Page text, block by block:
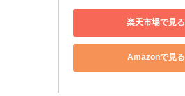
楽天市場で見る
Amazonで見る